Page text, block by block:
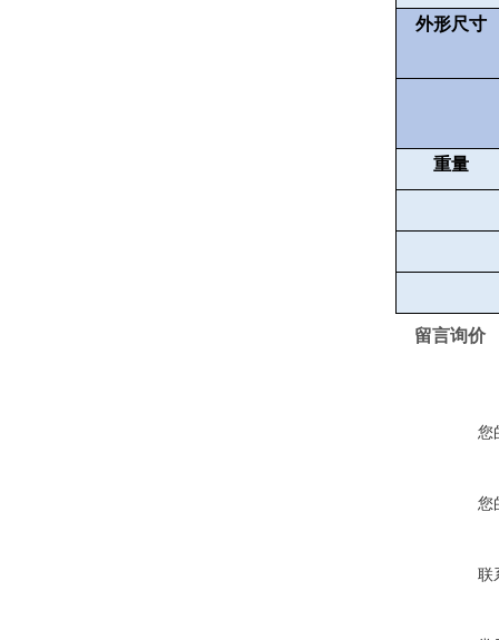
外形尺寸
重量
留言询价
您
您
联